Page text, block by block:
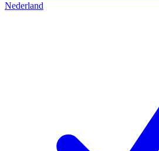
Nederland